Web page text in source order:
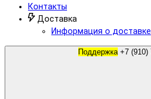
Контакты
Доставка
Информация о доставке
Поддержка